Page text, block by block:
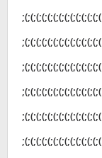
;(;(;(;(;(;(;(;(;(;(;(;(;(;(
;(;(;(;(;(;(;(;(;(;(;(;(;(;(
;(;(;(;(;(;(;(;(;(;(;(;(;(;(
;(;(;(;(;(;(;(;(;(;(;(;(;(;(
;(;(;(;(;(;(;(;(;(;(;(;(;(;(
;(;(;(;(;(;(;(;(;(;(;(;(;(;(